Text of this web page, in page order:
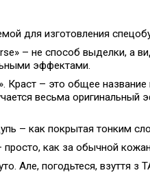
для изготовления
– не способ выделки, а
эффектами.
– это общее
весьма оригинальный
– как покрытая тонким
просто, как за обычной
Але, погодьтеся, взуття з